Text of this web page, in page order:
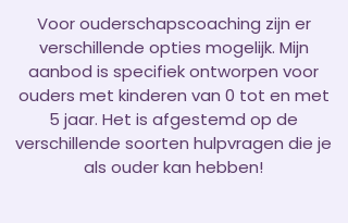
Voor ouderschapscoaching zijn er
verschillende opties mogelijk. Mijn
aanbod is specifiek ontworpen voor
ouders met kinderen van 0 tot en met
5 jaar. Het is afgestemd op de
verschillende soorten hulpvragen die je
als ouder kan hebben!